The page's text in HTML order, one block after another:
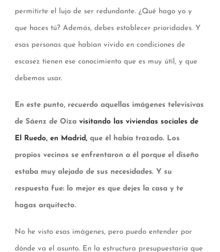
permitirte el lujo de ser redundante. ¿Qué hago yo y
que haces tú? Además, debes establecer prioridades. Y
esas personas que habían vivido en condiciones de
escasez tienen ese conocimiento que es muy útil, y que
debemos usar.
En este punto, recuerdo aquellas imágenes televisivas
de Sáenz de Oiza visitando las viviendas sociales de
El Ruedo, en Madrid, que él había trazado. Los
propios vecinos se enfrentaron a él porque el diseño
estaba muy alejado de sus necesidades. Y su
respuesta fue: lo mejor es que dejes la casa y te
hagas arquitecto.
No he visto esas imágenes, pero puedo entender por
dónde va el asunto. En la estructura presupuestaria que